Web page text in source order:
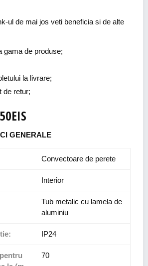
ul de mai jos veti beneficia si de alte
gama de produse;
la livrare;
de retur;
GENERALE
Convectoare de perete
Interior
Tub metalic cu lamela de
aluminiu
IP24
70